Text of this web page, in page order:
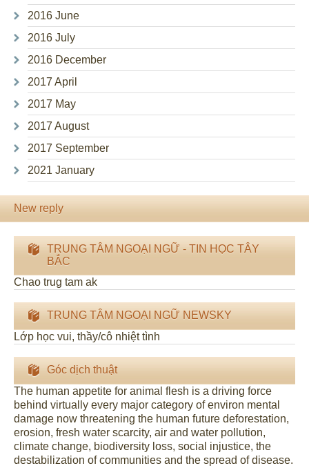
2016 June
2016 July
2016 December
2017 April
2017 May
2017 August
2017 September
2021 January
New reply
TRUNG TÂM NGOẠI NGỮ - TIN HỌC TÂY
BẮC
Chao trug tam ak
TRUNG TÂM NGOẠI NGỮ NEWSKY
Lớp học vui, thầy/cô nhiệt tình
Góc dịch thuật
The human appetite for animal flesh is a driving force
behind virtually every major category of environ mental
damage now threatening the human future deforestation,
erosion, fresh water scarcity, air and water pollution,
climate change, biodiversity loss, social injustice, the
destabilization of communities and the spread of disease.